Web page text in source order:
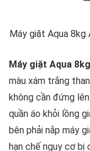
Máy giặt Aqua 8kg
Máy giặt Aqua
màu xám trắng
không cần đứng
quần áo khỏi lồng
bên phải nắp máy
hạn chế nguy cơ bị